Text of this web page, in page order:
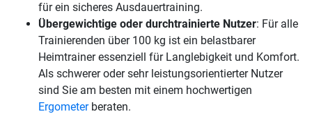
für ein sicheres Ausdauertraining.
Übergewichtige oder durchtrainierte Nutzer: Für alle
Trainierenden über 100 kg ist ein belastbarer
Heimtrainer essenziell für Langlebigkeit und Komfort.
Als schwerer oder sehr leistungsorientierter Nutzer
sind Sie am besten mit einem hochwertigen
Ergometerberaten.